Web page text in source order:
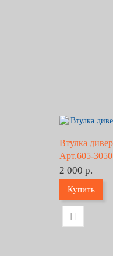
Втулка
Арт.605-3050
2 000 р.
Купить